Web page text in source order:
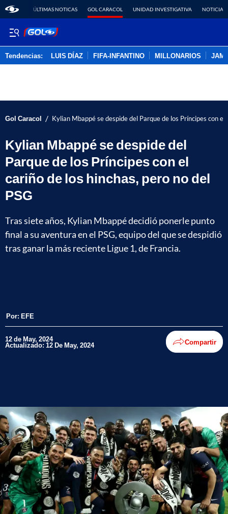
ÚLTIMAS NOTICAS GOL CARACOL UNIDAD INVESTIGATIVA NOTICIAS
Tendencias: LUIS DÍAZ FIFA-INFANTINO MILLONARIOS
Gol Caracol / Kylian Mbappé se despide del Parque de los Príncipes con el
Kylian Mbappé se despide del
Parque de los Príncipes con el
cariño de los hinchas, pero no del
PSG
Tras siete años, Kylian Mbappé decidió ponerle punto
final a su aventura en el PSG, equipo del que se despidió
tras ganar la más reciente Ligue 1, de Francia.
Por: EFE
12 de May, 2024
Actualizado: 12 De May, 2024 Compartir